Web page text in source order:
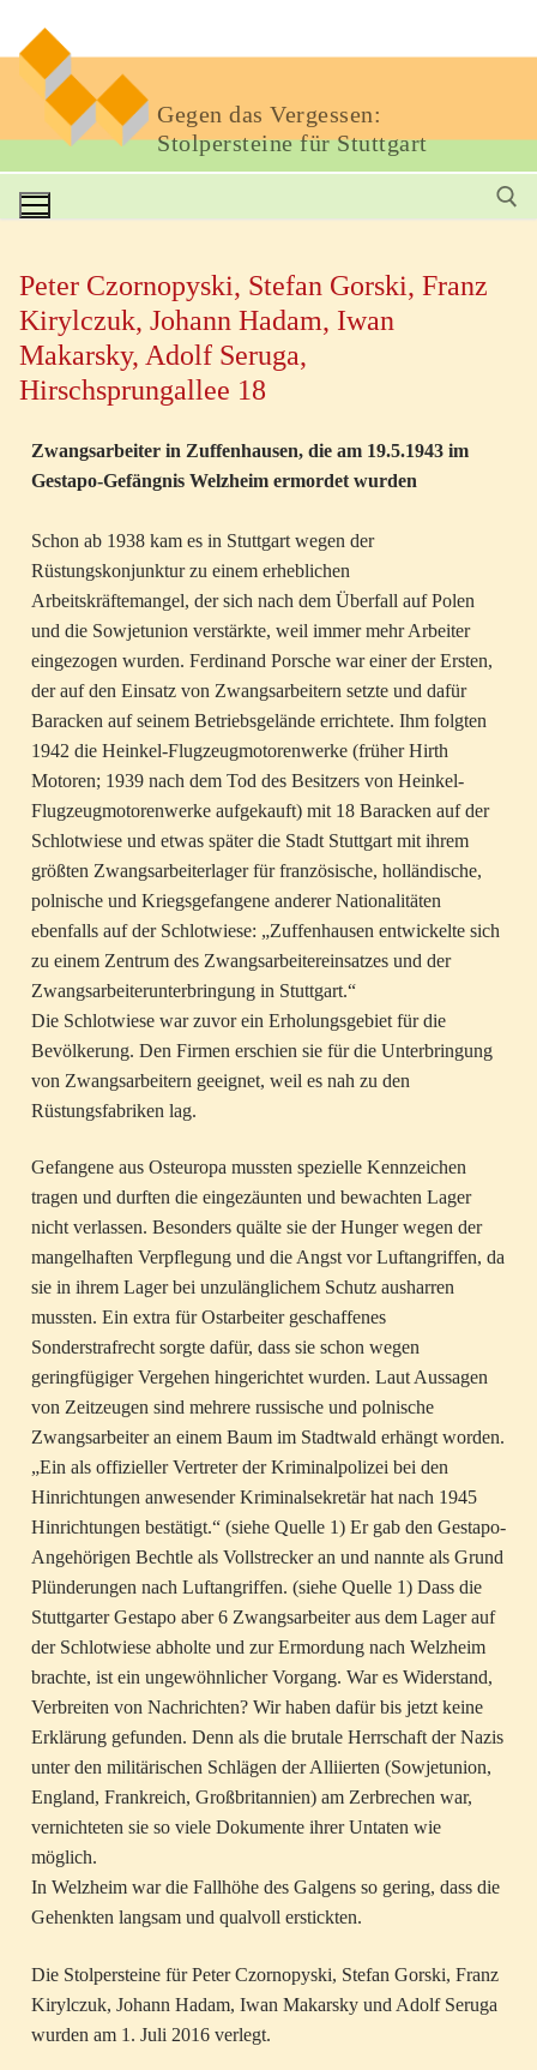
Gegen das Vergessen:
Stolpersteine für Stuttgart
Peter Czornopyski, Stefan Gorski, Franz
Kirylczuk, Johann Hadam, Iwan
Makarsky, Adolf Seruga,
Hirschsprungallee 18
Zwangsarbeiter in Zuffenhausen, die am 19.5.1943 im
Gestapo-Gefängnis Welzheim ermordet wurden
Schon ab 1938 kam es in Stuttgart wegen der
Rüstungskonjunktur zu einem erheblichen
Arbeitskräftemangel, der sich nach dem Überfall auf Polen
und die Sowjetunion verstärkte, weil immer mehr Arbeiter
eingezogen wurden. Ferdinand Porsche war einer der Ersten,
der auf den Einsatz von Zwangsarbeitern setzte und dafür
Baracken auf seinem Betriebsgelände errichtete. Ihm folgten
1942 die Heinkel-Flugzeugmotorenwerke (früher Hirth
Motoren; 1939 nach dem Tod des Besitzers von Heinkel-
Flugzeugmotorenwerke aufgekauft) mit 18 Baracken auf der
Schlotwiese und etwas später die Stadt Stuttgart mit ihrem
größten Zwangsarbeiterlager für französische, holländische,
polnische und Kriegsgefangene anderer Nationalitäten
ebenfalls auf der Schlotwiese: „Zuffenhausen entwickelte sich
zu einem Zentrum des Zwangsarbeitereinsatzes und der
Zwangsarbeiterunterbringung in Stuttgart.“
Die Schlotwiese war zuvor ein Erholungsgebiet für die
Bevölkerung. Den Firmen erschien sie für die Unterbringung
von Zwangsarbeitern geeignet, weil es nah zu den
Rüstungsfabriken lag.
Gefangene aus Osteuropa mussten spezielle Kennzeichen
tragen und durften die eingezäunten und bewachten Lager
nicht verlassen. Besonders quälte sie der Hunger wegen der
mangelhaften Verpflegung und die Angst vor Luftangriffen, da
sie in ihrem Lager bei unzulänglichem Schutz ausharren
mussten. Ein extra für Ostarbeiter geschaffenes
Sonderstrafrecht sorgte dafür, dass sie schon wegen
geringfügiger Vergehen hingerichtet wurden. Laut Aussagen
von Zeitzeugen sind mehrere russische und polnische
Zwangsarbeiter an einem Baum im Stadtwald erhängt worden.
„Ein als offizieller Vertreter der Kriminalpolizei bei den
Hinrichtungen anwesender Kriminalsekretär hat nach 1945
Hinrichtungen bestätigt.“ (siehe Quelle 1) Er gab den Gestapo-
Angehörigen Bechtle als Vollstrecker an und nannte als Grund
Plünderungen nach Luftangriffen. (siehe Quelle 1) Dass die
Stuttgarter Gestapo aber 6 Zwangsarbeiter aus dem Lager auf
der Schlotwiese abholte und zur Ermordung nach Welzheim
brachte, ist ein ungewöhnlicher Vorgang. War es Widerstand,
Verbreiten von Nachrichten? Wir haben dafür bis jetzt keine
Erklärung gefunden. Denn als die brutale Herrschaft der Nazis
unter den militärischen Schlägen der Alliierten (Sowjetunion,
England, Frankreich, Großbritannien) am Zerbrechen war,
vernichteten sie so viele Dokumente ihrer Untaten wie
möglich.
In Welzheim war die Fallhöhe des Galgens so gering, dass die
Gehenkten langsam und qualvoll erstickten.
Die Stolpersteine für Peter Czornopyski, Stefan Gorski, Franz
Kirylczuk, Johann Hadam, Iwan Makarsky und Adolf Seruga
wurden am 1. Juli 2016 verlegt.